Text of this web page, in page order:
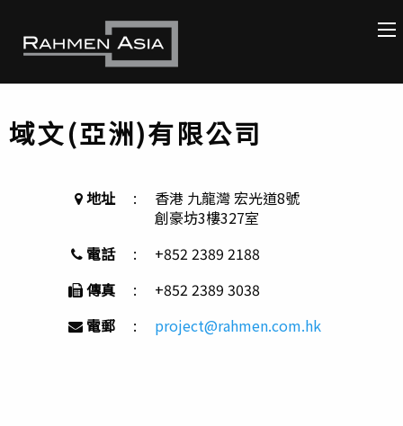
域文(亞洲)有限公司
地址 :
香港 九龍灣 宏光道8號
創豪坊3樓327室
電話
:
+852 2389 2188
傳真
:
+852 2389 3038
電郵
: project@rahmen.com.hk